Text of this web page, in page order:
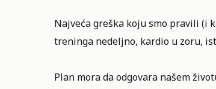
Najveća greška koju smo pravili (i
treninga nedeljno, kardio u zoru,
Plan mora da odgovara našem